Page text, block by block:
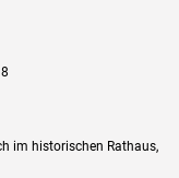
im historischen Rathaus,